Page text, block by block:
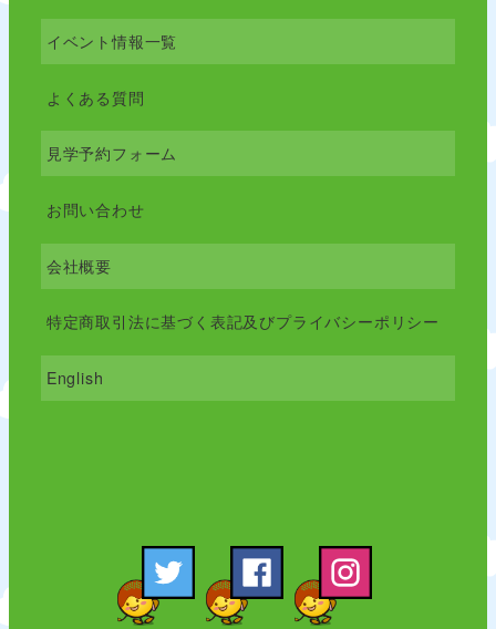
イベント情報一覧
よくある質問
見学予約フォーム
お問い合わせ
会社概要
特定商取引法に基づく表記及びプライバシーポリシー
English